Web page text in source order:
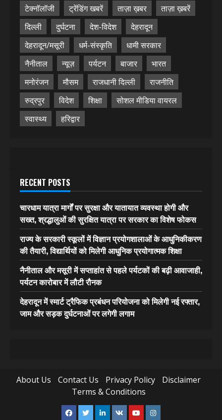
टेक्नॉलॉजी
ट्रेंडिंग खबरें ताज़ा ख़बर
ताज़ा ख़बरें
दिल्ली
दुर्घटना देश-विदेश
देहरादून
देहरादून/मसूरी
धर्म-संस्कृति
धामी सरकार
नैनीताल
न्यूज़ पर्यटन बाजार
भारत
मनोरंजन
मौसम राजधानी दिल्ली
राजनीति
रुद्रपुर
विदेश शिक्षा
सोशल मीडिया वायरल
स्वास्थ्य
हरिद्वार
RECENT POSTS
चारधाम यात्रा मार्गों पर सुरक्षा और यातायात व्यवस्था होगी और
सख्त, श्रद्धालुओं की सुरक्षित यात्रा पर सरकार का विशेष फोकस
राज्य के सरकारी स्कूलों में विज्ञान प्रयोगशालाओं के आधुनिकीकरण
की तैयारी, विद्यार्थियों को मिलेगी आधुनिक प्रयोगात्मक शिक्षा
नैनीताल और मसूरी में सप्ताहांत से पहले पर्यटकों की बढ़ी आवाजाही,
पर्यटन कारोबार में लौटी रौनक
देहरादून में स्मार्ट ट्रैफिक प्रबंधन परियोजना को मिलेगी नई रफ्तार,
जाम और सड़क दुर्घटनाओं पर लगेगी लगाम
About Us Contact Us Privacy Policy
Disclaimer
Terms & Conditions
Facebook
TwitterLinkedin
VK YoutubeInstagram